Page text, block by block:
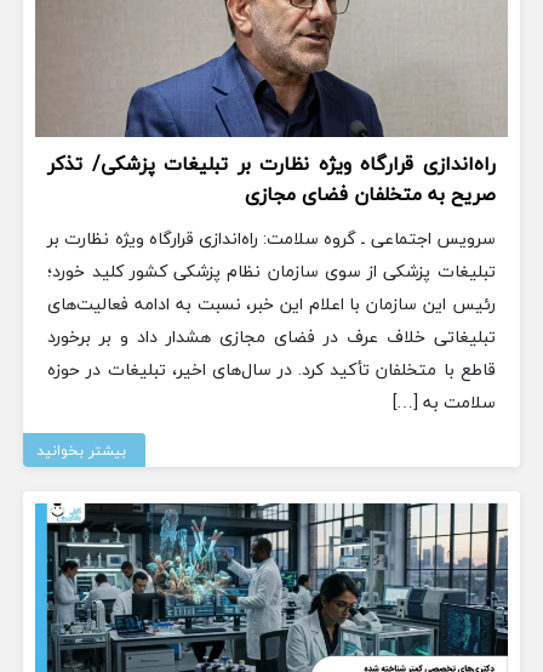
راه‌اندازی قرارگاه ویژه نظارت بر تبلیغات پزشکی/ تذکر
صریح به متخلفان فضای مجازی
سرویس اجتماعی ـ گروه سلامت: راه‌اندازی قرارگاه ویژه نظارت بر
تبلیغات پزشکی از سوی سازمان نظام پزشکی کشور کلید خورد؛
رئیس این سازمان با اعلام این خبر، نسبت به ادامه فعالیت‌های
تبلیغاتی خلاف عرف در فضای مجازی هشدار داد و بر برخورد
قاطع با متخلفان تأکید کرد. در سال‌های اخیر، تبلیغات در حوزه
سلامت به […]
بیشتر بخوانید